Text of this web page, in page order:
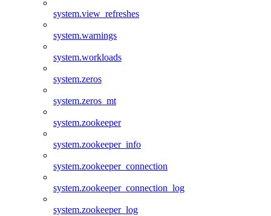
system.view_refreshes
system.warnings
system.workloads
system.zeros
system.zeros_mt
system.zookeeper
system.zookeeper_info
system.zookeeper_connection
system.zookeeper_connection_log
system.zookeeper_log